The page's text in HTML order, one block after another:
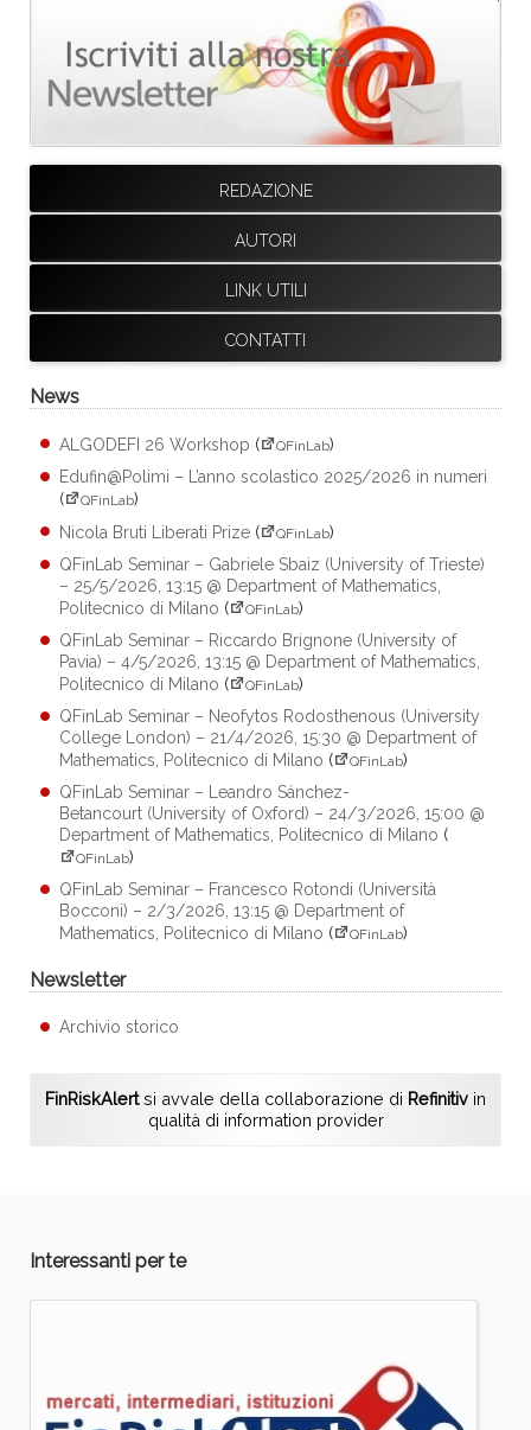
REDAZIONE
AUTORI
LINK UTILI
CONTATTI
News
ALGODEFI 26 Workshop ( QFinLab)
Edufin@Polimi – L’anno scolastico 2025/2026 in numeri
(
QFinLab)
Nicola Bruti Liberati Prize ( QFinLab)
QFinLab Seminar – Gabriele Sbaiz (University of Trieste)
– 25/5/2026, 13:15 @ Department of Mathematics,
Politecnico di Milano ( QFinLab)
QFinLab Seminar – Riccardo Brignone (University of
Pavia) – 4/5/2026, 13:15 @ Department of Mathematics,
Politecnico di Milano ( QFinLab)
QFinLab Seminar – Neofytos Rodosthenous (University
College London) – 21/4/2026, 15:30 @ Department of
Mathematics, Politecnico di Milano ( QFinLab)
QFinLab Seminar – Leandro Sánchez-
Betancourt (University of Oxford) – 24/3/2026, 15:00 @
Department of Mathematics, Politecnico di Milano (
QFinLab)
QFinLab Seminar – Francesco Rotondi (Università
Bocconi) – 2/3/2026, 13:15 @ Department of
Mathematics, Politecnico di Milano ( QFinLab)
Newsletter
Archivio storico
FinRiskAlertsi avvale della collaborazione di Refinitiv in
qualità di information provider
Interessanti per te